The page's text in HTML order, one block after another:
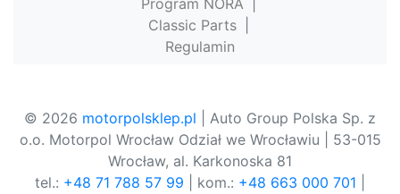
Program NORA
Classic Parts
Regulamin
© 2026 motorpolsklep.pl | Auto Group Polska Sp. z
o.o. Motorpol Wrocław Odział we Wrocławiu | 53-015
Wrocław, al. Karkonoska 81
tel.: +48 71 788 57 99 | kom.: +48 663 000 701